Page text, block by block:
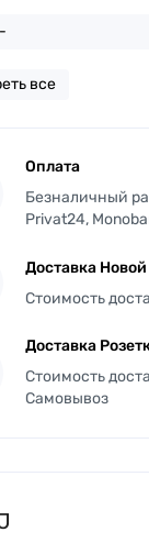
все
Оплата
Безналичный
Privat24,
Доставка
Стоимость
Доставка
Стоимость
Самовывоз